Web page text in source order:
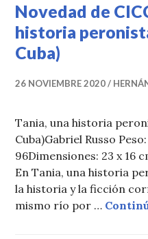
Novedad de
historia
Cuba)
26 NOVIEMBRE 2020
Tania, una historia
Cuba)Gabriel Russo
96Dimensiones: 23 x 16
En Tania, una historia
la historia y la ficción
mismo río por …